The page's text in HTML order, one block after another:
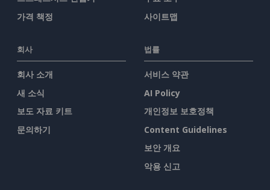
가격 책정
사이트맵
회사
회사 소개
새 소식
보도 자료 키트
문의하기
법률
서비스 약관
AI Policy
개인정보 보호정책
Content Guidelines
보안 개요
악용 신고